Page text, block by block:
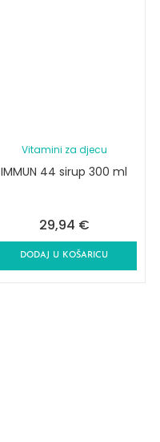
Vitamini za djecu
IMMUN 44 sirup 300 ml
29,94 €
DODAJ U KOŠARICU